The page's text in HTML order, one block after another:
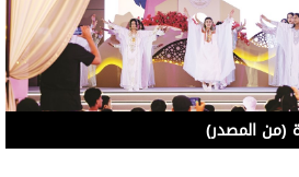
(من المصدر)